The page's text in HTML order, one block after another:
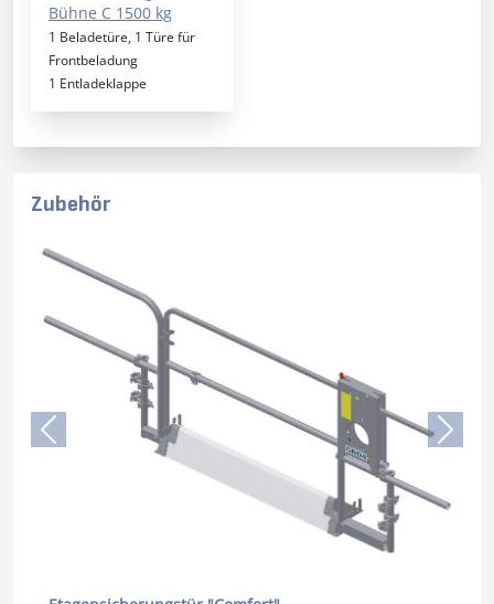
Bühne C 1500 kg
1 Beladetüre, 1 Türe für
Frontbeladung
1 Entladeklappe
Zubehör